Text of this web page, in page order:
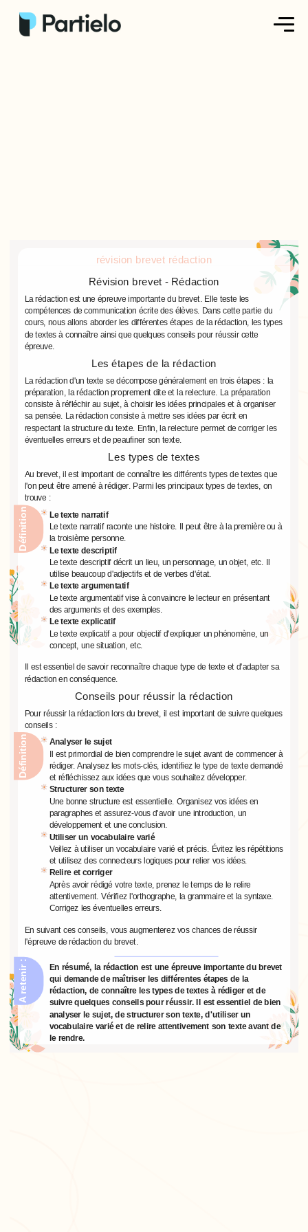
S'inscrire
révision brevet rédaction
Révision brevet - Rédaction
La rédaction est une épreuve importante du brevet. Elle teste les
compétences de communication écrite des élèves. Dans cette partie du
cours, nous allons aborder les différentes étapes de la rédaction, les types
de textes à connaître ainsi que quelques conseils pour réussir cette
épreuve.
Les étapes de la rédaction
La rédaction d'un texte se décompose généralement en trois étapes : la
préparation, la rédaction proprement dite et la relecture. La préparation
consiste à réfléchir au sujet, à choisir les idées principales et à organiser
sa pensée. La rédaction consiste à mettre ses idées par écrit en
respectant la structure du texte. Enfin, la relecture permet de corriger les
éventuelles erreurs et de peaufiner son texte.
Les types de textes
Au brevet, il est important de connaître les différents types de textes que
l'on peut être amené à rédiger. Parmi les principaux types de textes, on
trouve :
Définition Le texte narratif
Le texte narratif raconte une histoire. Il peut être à la première ou à
la troisième personne.
Le texte descriptif
Le texte descriptif décrit un lieu, un personnage, un objet, etc. Il
utilise beaucoup d'adjectifs et de verbes d'état.
Le texte argumentatif
Le texte argumentatif vise à convaincre le lecteur en présentant
des arguments et des exemples.
Le texte explicatif
Le texte explicatif a pour objectif d'expliquer un phénomène, un
concept, une situation, etc.
Il est essentiel de savoir reconnaître chaque type de texte et d'adapter sa
rédaction en conséquence.
Conseils pour réussir la rédaction
Pour réussir la rédaction lors du brevet, il est important de suivre quelques
conseils :
Définition Analyser le sujet
Il est primordial de bien comprendre le sujet avant de commencer à
rédiger. Analysez les mots-clés, identifiez le type de texte demandé
et réfléchissez aux idées que vous souhaitez développer.
Structurer son texte
Une bonne structure est essentielle. Organisez vos idées en
paragraphes et assurez-vous d'avoir une introduction, un
développement et une conclusion.
Utiliser un vocabulaire varié
Veillez à utiliser un vocabulaire varié et précis. Évitez les répétitions
et utilisez des connecteurs logiques pour relier vos idées.
Relire et corriger
Après avoir rédigé votre texte, prenez le temps de le relire
attentivement. Vérifiez l'orthographe, la grammaire et la syntaxe.
Corrigez les éventuelles erreurs.
En suivant ces conseils, vous augmenterez vos chances de réussir
l'épreuve de rédaction du brevet.
A retenir :
En résumé, la rédaction est une épreuve importante du brevet
qui demande de maîtriser les différentes étapes de la
rédaction, de connaître les types de textes à rédiger et de
suivre quelques conseils pour réussir. Il est essentiel de bien
analyser le sujet, de structurer son texte, d'utiliser un
vocabulaire varié et de relire attentivement son texte avant de
le rendre.